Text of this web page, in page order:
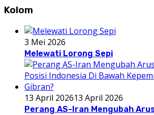
Kolom
3 Mei 2026
Melewati Lorong Sepi
13 April 202613 April 2026
Perang AS-Iran Mengubah